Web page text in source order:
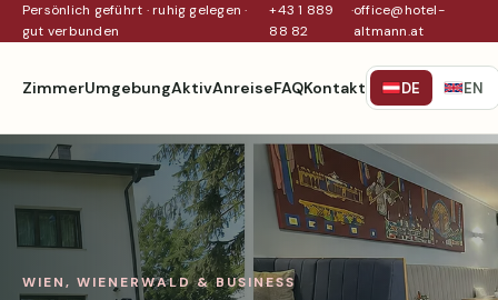
Persönlich geführt · ruhig gelegen ·
gut verbunden
+43 1 889
88 82
·office@hotel-
altmann.at
ZimmerUmgebungAktivAnreiseFAQKontakt DE EN
WIEN, WIENERWALD & BUSINESS